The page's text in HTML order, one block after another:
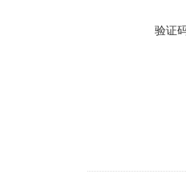
验证